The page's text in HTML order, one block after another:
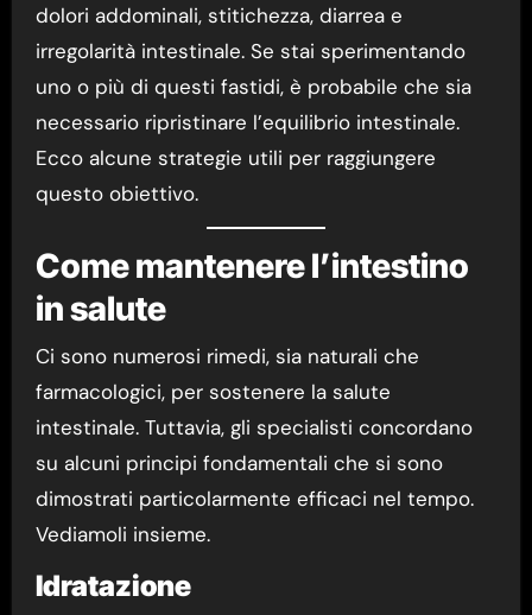
dolori addominali, stitichezza, diarrea e
irregolarità intestinale. Se stai sperimentando
uno o più di questi fastidi, è probabile che sia
necessario ripristinare l’equilibrio intestinale.
Ecco alcune strategie utili per raggiungere
questo obiettivo.
Come mantenere l’intestino
in salute
Ci sono numerosi rimedi, sia naturali che
farmacologici, per sostenere la salute
intestinale. Tuttavia, gli specialisti concordano
su alcuni principi fondamentali che si sono
dimostrati particolarmente efficaci nel tempo.
Vediamoli insieme.
Idratazione